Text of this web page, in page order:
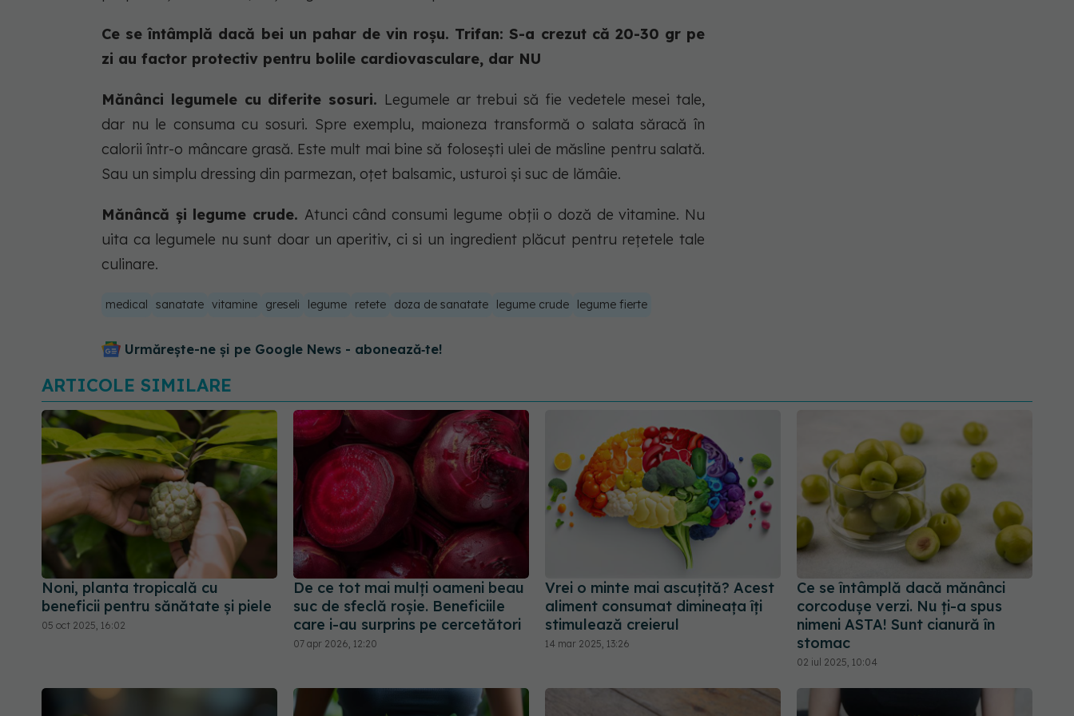
Ce se întâmplă dacă bei un pahar de vin roșu. Trifan: S-a crezut că 20-30 gr pe
zi au factor protectiv pentru bolile cardiovasculare, dar NU
Mănânci legumele cu diferite sosuri. Legumele ar trebui să fie vedetele mesei tale,
dar nu le consuma cu sosuri. Spre exemplu, maioneza transformă o salata săracă în
calorii într-o mâncare grasă. Este mult mai bine să folosești ulei de măsline pentru salată.
Sau un simplu dressing din parmezan, oțet balsamic, usturoi și suc de lămâie.
Mănâncă și legume crude. Atunci când consumi legume obții o doză de vitamine. Nu
uita ca legumele nu sunt doar un aperitiv, ci si un ingredient plăcut pentru rețetele tale
culinare.
medical sanatate vitamine greseli legume retete doza de sanatate legume crude legume fierte
Urmărește-ne și pe Google News - abonează‑te!
ARTICOLE SIMILARE
Noni, planta tropicală cu
beneficii pentru sănătate și piele
05 oct 2025, 16:02
De ce tot mai mulți oameni beau
suc de sfeclă roșie. Beneficiile
care i-au surprins pe cercetători
07 apr 2026, 12:20
Vrei o minte mai ascuțită? Acest
aliment consumat dimineața îți
stimulează creierul
14 mar 2025, 13:26
Ce se întâmplă dacă mănânci
corcodușe verzi. Nu ți-a spus
nimeni ASTA! Sunt cianură în
stomac
02 iul 2025, 10:04